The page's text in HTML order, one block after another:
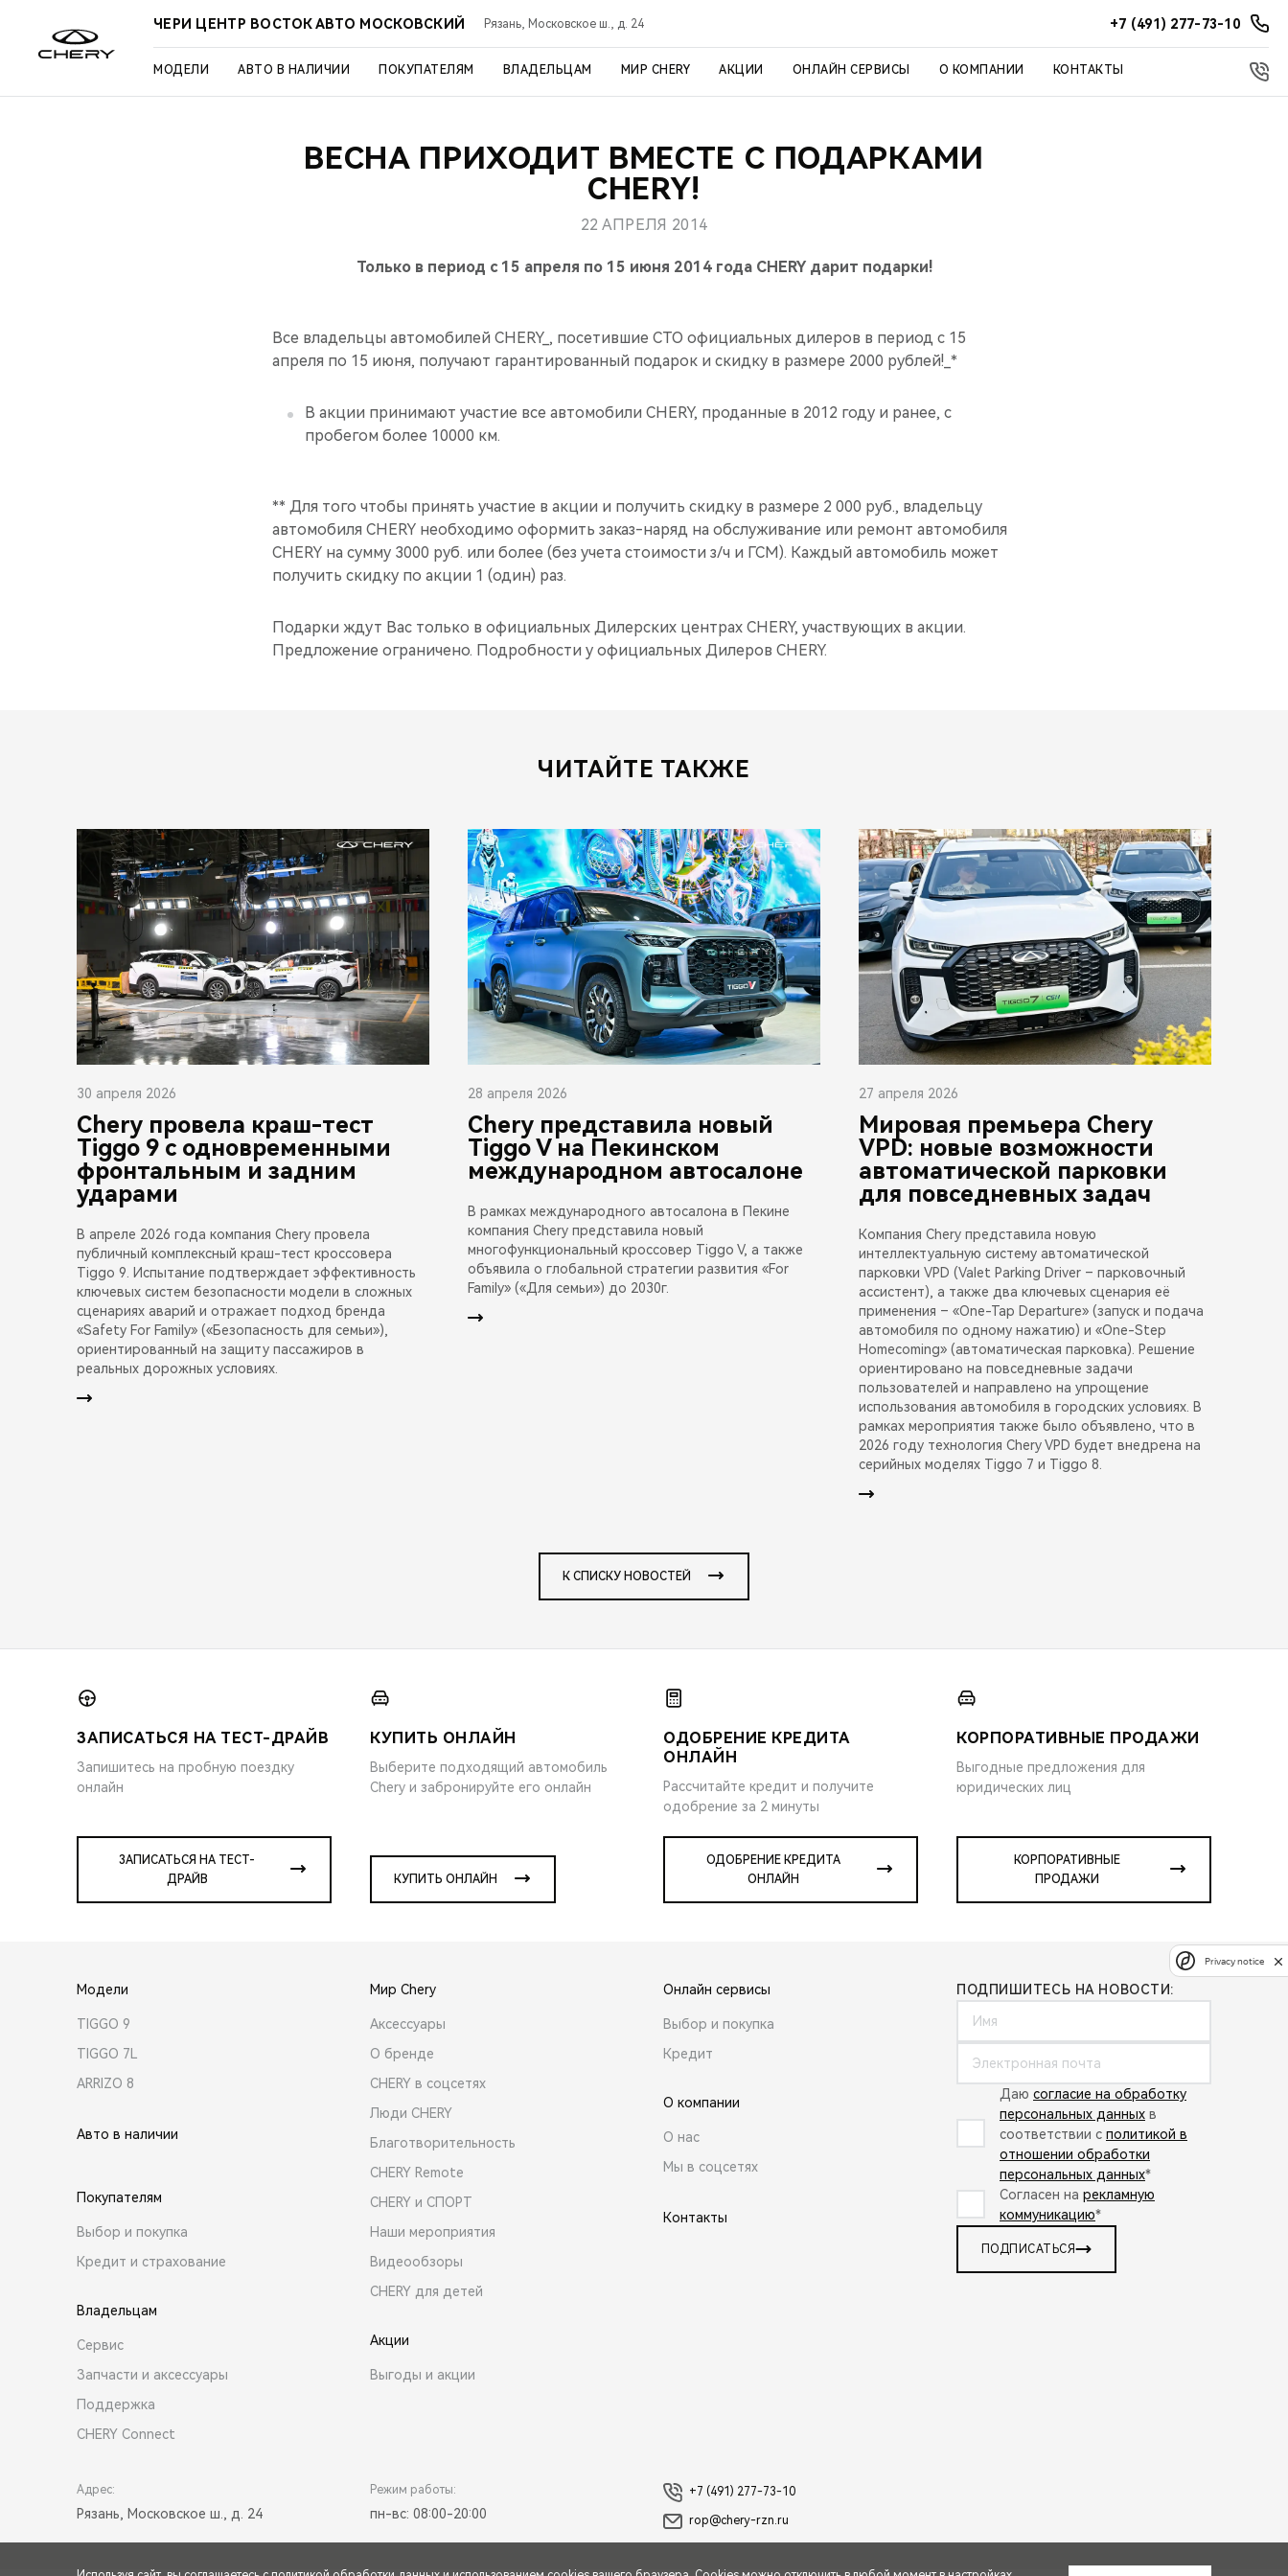
ЧЕРИ ЦЕНТР ВОСТОК АВТО МОСКОВСКИЙ Рязань, Московское ш., д. 24 +7 (491) 277-73-10
МОДЕЛИ АВТО В НАЛИЧИИ ПОКУПАТЕЛЯМ ВЛАДЕЛЬЦАМ МИР CHERY АКЦИИ ОНЛАЙН СЕРВИСЫ О КОМПАНИИ КОНТАКТЫ
ВЕСНА ПРИХОДИТ ВМЕСТЕ С ПОДАРКАМИ
CHERY!
22 АПРЕЛЯ 2014
Только в период с 15 апреля по 15 июня 2014 года CHERY дарит подарки!
Все владельцы автомобилей CHERY_, посетившие СТО официальных дилеров в период с 15
апреля по 15 июня, получают гарантированный подарок и скидку в размере 2000 рублей!_*
В акции принимают участие все автомобили CHERY, проданные в 2012 году и ранее, с
пробегом более 10000 км.
** Для того чтобы принять участие в акции и получить скидку в размере 2 000 руб., владельцу
автомобиля CHERY необходимо оформить заказ-наряд на обслуживание или ремонт автомобиля
CHERY на сумму 3000 руб. или более (без учета стоимости з/ч и ГСМ). Каждый автомобиль может
получить скидку по акции 1 (один) раз.
Подарки ждут Вас только в официальных Дилерских центрах CHERY, участвующих в акции.
Предложение ограничено. Подробности у официальных Дилеров CHERY.
ЧИТАЙТЕ ТАКЖЕ
30 апреля 2026
Chery провела краш-тест
Tiggo 9 с одновременными
фронтальным и задним
ударами
В апреле 2026 года компания Chery провела
публичный комплексный краш-тест кроссовера
Tiggo 9. Испытание подтверждает эффективность
ключевых систем безопасности модели в сложных
сценариях аварий и отражает подход бренда
«Safety For Family» («Безопасность для семьи»),
ориентированный на защиту пассажиров в
реальных дорожных условиях.
28 апреля 2026
Chery представила новый
Tiggo V на Пекинском
международном автосалоне
В рамках международного автосалона в Пекине
компания Chery представила новый
многофункциональный кроссовер Tiggo V, а также
объявила о глобальной стратегии развития «For
Family» («Для семьи») до 2030г.
27 апреля 2026
Мировая премьера Chery
VPD: новые возможности
автоматической парковки
для повседневных задач
Компания Chery представила новую
интеллектуальную систему автоматической
парковки VPD (Valet Parking Driver – парковочный
ассистент), а также два ключевых сценария её
применения – «One-Tap Departure» (запуск и подача
автомобиля по одному нажатию) и «One-Step
Homecoming» (автоматическая парковка). Решение
ориентировано на повседневные задачи
пользователей и направлено на упрощение
использования автомобиля в городских условиях. В
рамках мероприятия также было объявлено, что в
2026 году технология Chery VPD будет внедрена на
серийных моделях Tiggo 7 и Tiggo 8.
К СПИСКУ НОВОСТЕЙ
ЗАПИСАТЬСЯ НА ТЕСТ-ДРАЙВ
Запишитесь на пробную поездку
онлайн
ЗАПИСАТЬСЯ НА ТЕСТ-
ДРАЙВ
КУПИТЬ ОНЛАЙН
Выберите подходящий автомобиль
Chery и забронируйте его онлайн
КУПИТЬ ОНЛАЙН
ОДОБРЕНИЕ КРЕДИТА
ОНЛАЙН
Рассчитайте кредит и получите
одобрение за 2 минуты
ОДОБРЕНИЕ КРЕДИТА
ОНЛАЙН
КОРПОРАТИВНЫЕ ПРОДАЖИ
Выгодные предложения для
юридических лиц
КОРПОРАТИВНЫЕ
ПРОДАЖИ
Модели
TIGGO 9
TIGGO 7L
ARRIZO 8
Авто в наличии
Покупателям
Выбор и покупка
Кредит и страхование
Владельцам
Сервис
Запчасти и аксессуары
Поддержка
CHERY Connect
Мир Chery
Аксессуары
О бренде
CHERY в соцсетях
Люди CHERY
Благотворительность
CHERY Remote
CHERY и СПОРТ
Наши мероприятия
Видеообзоры
CHERY для детей
Акции
Выгоды и акции
Онлайн сервисы
Выбор и покупка
Кредит
О компании
О нас
Мы в соцсетях
Контакты
ПОДПИШИТЕСЬ НА НОВОСТИ:
Даю согласие на обработку
персональных данных в
соответствии с политикой в
отношении обработки
персональных данных*
Согласен на рекламную
коммуникацию*
ПОДПИСАТЬСЯ
Адрес:
Рязань, Московское ш., д. 24
Режим работы:
пн-вс: 08:00-20:00
+7 (491) 277-73-10
rop@chery-rzn.ru
Privacy notice